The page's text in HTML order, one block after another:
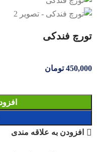
تورچ فندکی
450,000 تومان
افزودن به علاقه مندی